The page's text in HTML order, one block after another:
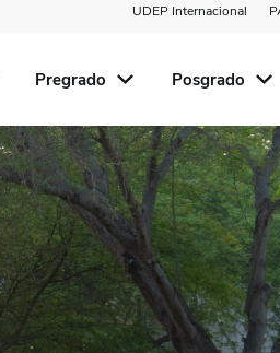
UDEP Internacional
Pregrado Posgrado